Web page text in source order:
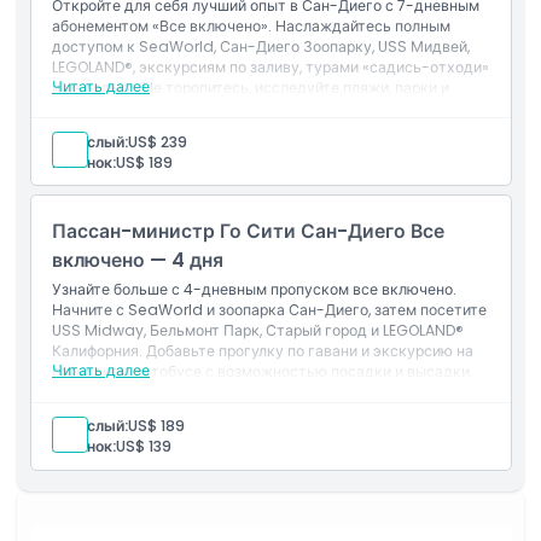
дневного билета Hop-On Hop-Off на трамвае Old
Town)
Цифровое руководство с информацией о
достопримечательностях и инструкциями.
Откройте для себя лучший опыт в Сан-Диего с 7-дневным
абонементом «Все включено». Наслаждайтесь полным
доступом к SeaWorld, Сан-Диего Зоопарку, USS Мидвей,
LEGOLAND®, экскурсиям по заливу, турами «садись-отходи»
и не только. Не торопитесь, исследуйте пляжи, парки и
удовольствие.
Читать далее
Включено
7-дневный подрядной пропуск на
достопримечательности
Бесплатный вход на одну выбранную вами
премиальную достопримечательность (выберите из
SeaWorld Сан-Диего, Speed Boat Adventures или
билета на 3-дневный тур «садись-отходи» Old Town
Trolley)
Цифровой гид с информацией о
достопримечательностях и инструкциями.
Взрослый:US$ 239
Ребенок:US$ 189
Пассан-министр Го Сити Сан-Диего Все
включено — 4 дня
Узнайте больше с 4-дневным пропуском все включено.
Начните с SeaWorld и зоопарка Сан-Диего, затем посетите
USS Midway, Бельмонт Парк, Старый город и LEGOLAND®
Калифорния. Добавьте прогулку по гавани и экскурсию на
городском автобусе с возможностью посадки и высадки,
Сан-Диего.
Читать далее
Взрослый:US$ 189
Ребенок:US$ 139